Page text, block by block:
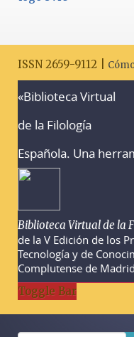
ISSN 2659-9112 |
«Biblioteca Virtual
de la Filología
Española. Una
Biblioteca Virtual de la
de la V Edición de los
Tecnología y de
Complutense de
Toggle Bar